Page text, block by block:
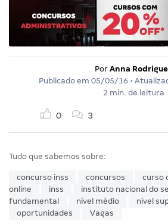
Por Anna
Publicado em 05/05/16 •
2 min. de leitura
0 3
Tudo que sabemos sobre:
concurso inss concursos curso
online
inss instituto nacional do
fundamental
nível médio nível
oportunidades
Vagas